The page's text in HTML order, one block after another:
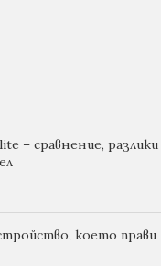
– сравнение, разлики
което прави